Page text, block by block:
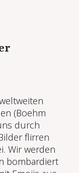
(Boehm
durch
flirren
Wir werden
bombardiert